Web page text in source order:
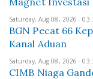
Saturday, Aug 08, 2026 -
BGN Pecat 66
Kanal Aduan
Saturday, Aug 08, 2026 -
CIMB Niaga